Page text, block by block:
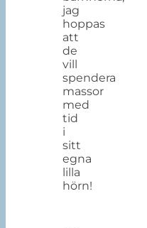
jag
hoppas
att
de
vill
spendera
massor
med
tid
i
sitt
egna
lilla
hörn!